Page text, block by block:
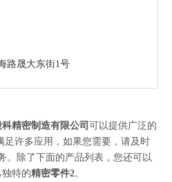
路晟大东街1号
精密制造有限公司 可以提供广泛的
足许多应用，如果您需要，请及时
。除了下面的产品列表，您还可以
特的精密零件2。